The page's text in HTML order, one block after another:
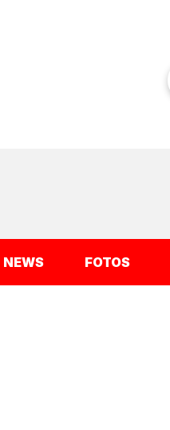
NEWS FOTOS